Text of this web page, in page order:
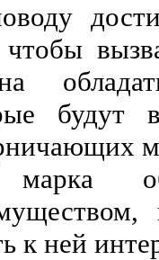
чтобы
будут
к ней